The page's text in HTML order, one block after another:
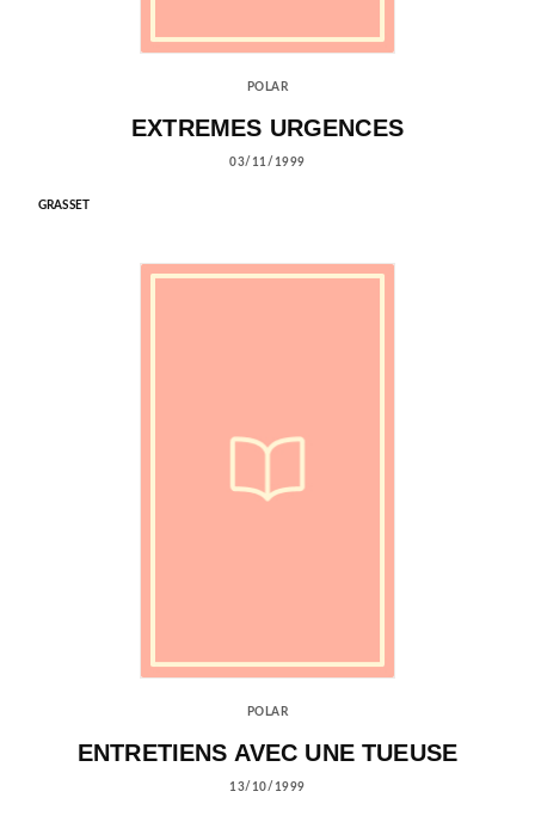
POLAR
EXTREMES URGENCES
03/11/1999
GRASSET
POLAR
ENTRETIENS AVEC UNE TUEUSE
13/10/1999